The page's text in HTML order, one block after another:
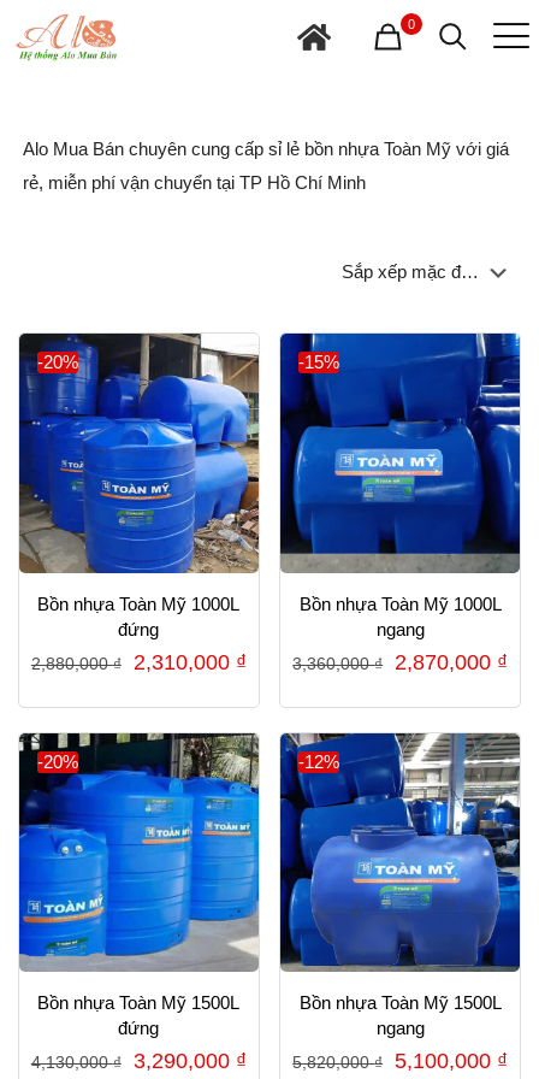
0
Alo Mua Bán chuyên cung cấp sỉ lẻ bồn nhựa Toàn Mỹ với giá
rẻ, miễn phí vận chuyển tại TP Hồ Chí Minh
-20%
Bồn nhựa Toàn Mỹ 1000L
đứng
2,880,000₫
Giá
là:
2,880,000 ₫.
2,310,000 ₫Giá
tại
là:
2,310,000 ₫.
-15%
Bồn nhựa Toàn Mỹ 1000L
ngang
3,360,000₫
Giá
là:
3,360,000 ₫.
2,870,000 ₫
tại
là:
-20%
Bồn nhựa Toàn Mỹ 1500L
đứng
4,130,000₫
Giá
3,290,000 ₫Giá
-12%
Bồn nhựa Toàn Mỹ 1500L
ngang
5,820,000₫
Giá
5,100,000 ₫